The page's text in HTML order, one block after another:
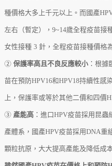
種價格大多上千元以上。而國產
左右（暫定），9~14歲全程疫苗接
女性接種 3 針，全程疫苗接種價格
② 保護率高且不良反應較小：根據
苗在預防HPV16和HPV18持續性感
上，保護率或等於其他二價和四價
③ 產能高：進口HPV疫苗採用昆蟲
產體系，國產HPV疫苗採用DNA重
顆粒抗原，大大提高產能及降低成